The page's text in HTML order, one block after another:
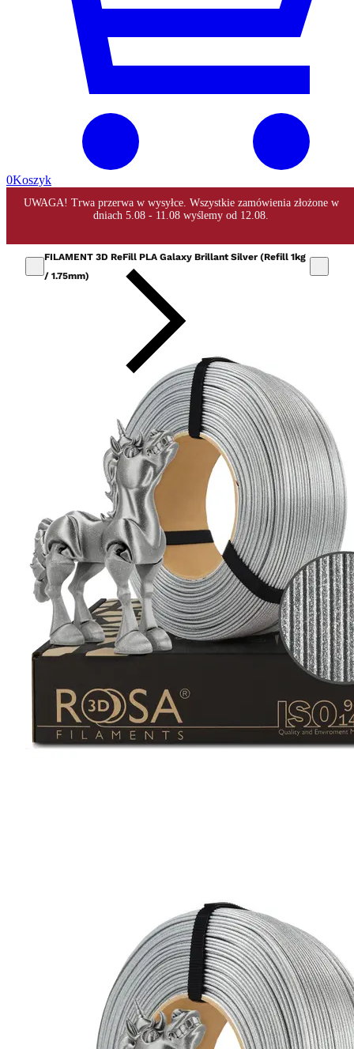
0Koszyk
FILAMENT 3D ReFill PLA Galaxy Brillant Silver (Refill 1kg
/ 1.75mm)